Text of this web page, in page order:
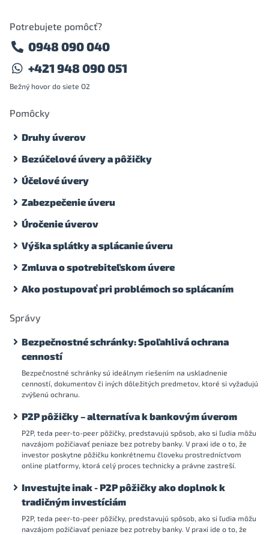
Potrebujete pomôcť?
0948 090 040
+421 948 090 051
Bežný hovor do siete O2
Pomôcky
Druhy úverov
Bezúčelové úvery a pôžičky
Účelové úvery
Zabezpečenie úveru
Úročenie úverov
Výška splátky a splácanie úveru
Zmluva o spotrebiteľskom úvere
Ako postupovať pri problémoch so splácaním
Správy
Bezpečnostné schránky: Spoľahlivá ochrana
cenností
Bezpečnostné schránky sú ideálnym riešením na uskladnenie
cenností, dokumentov či iných dôležitých predmetov, ktoré si vyžadujú
zvýšenú ochranu.
P2P pôžičky – alternatíva k bankovým úverom
P2P, teda peer-to-peer pôžičky, predstavujú spôsob, ako si ľudia môžu
navzájom požičiavať peniaze bez potreby banky. V praxi ide o to, že
investor poskytne pôžičku konkrétnemu človeku prostredníctvom
online platformy, ktorá celý proces technicky a právne zastreší.
Investujte inak - P2P pôžičky ako doplnok k
tradičným investíciám
P2P, teda peer-to-peer pôžičky, predstavujú spôsob, ako si ľudia môžu
navzájom požičiavať peniaze bez potreby banky. V praxi ide o to, že